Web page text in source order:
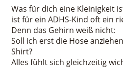
Was für dich eine Kleinigkeit
ist für ein ADHS-Kind oft ein
Denn das Gehirn weiß nicht:
Soll ich erst die Hose
Shirt?
Alles fühlt sich gleichzeitig